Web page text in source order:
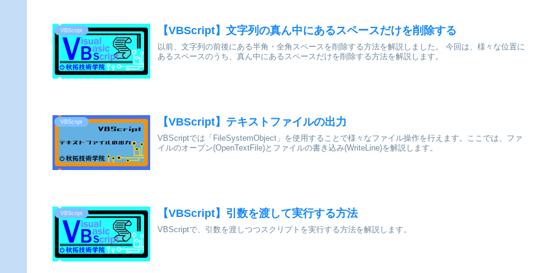
VBScript 【VBScript】文字列の真ん中にあるスペースだけを削除する
以前、文字列の前後にある半角・全角スペースを削除する方法を解説しました。 今回は、様々な位置に
あるスペースのうち、真ん中にあるスペースだけを削除する方法を解説します。
VBScript 【VBScript】テキストファイルの出力
VBScriptでは「FileSystemObject」を使用することで様々なファイル操作を行えます。ここでは、ファ
イルのオープン(OpenTextFile)とファイルの書き込み(WriteLine)を解説します。
VBScript 【VBScript】引数を渡して実行する方法
VBScriptで、引数を渡しつつスクリプトを実行する方法を解説します。